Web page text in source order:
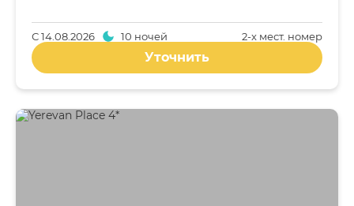
2-x мест. номер
С14.08.2026 10 ночей
Уточнить